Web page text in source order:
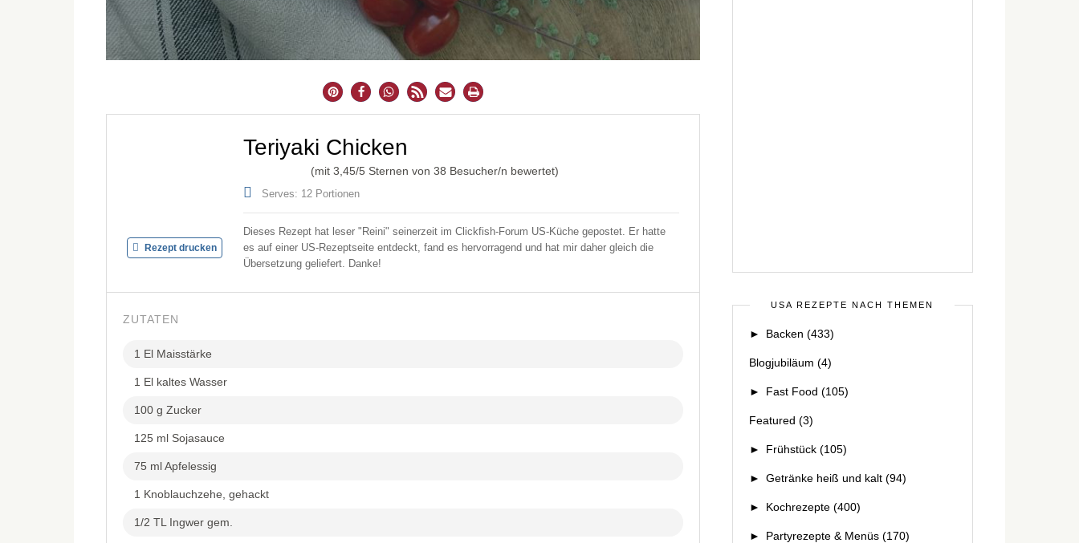
Rezept drucken
Teriyaki Chicken
(mit 3,45/5 Sternen von 38 Besucher/n bewertet)
Serves: 12 Portionen
Dieses Rezept hat leser "Reini" seinerzeit im Clickfish-Forum US-Küche gepostet. Er hatte
es auf einer US-Rezeptseite entdeckt, fand es hervorragend und hat mir daher gleich die
Übersetzung geliefert. Danke!
ZUTATEN
1 El Maisstärke
1 El kaltes Wasser
100 g Zucker
125 ml Sojasauce
75 ml Apfelessig
1 Knoblauchzehe, gehackt
1/2 TL Ingwer gem.
USA REZEPTE NACH THEMEN
► Backen (433)
Blogjubiläum (4)
► Fast Food (105)
Featured (3)
► Frühstück (105)
► Getränke heiß und kalt (94)
► Kochrezepte (400)
► Partyrezepte & Menüs (170)